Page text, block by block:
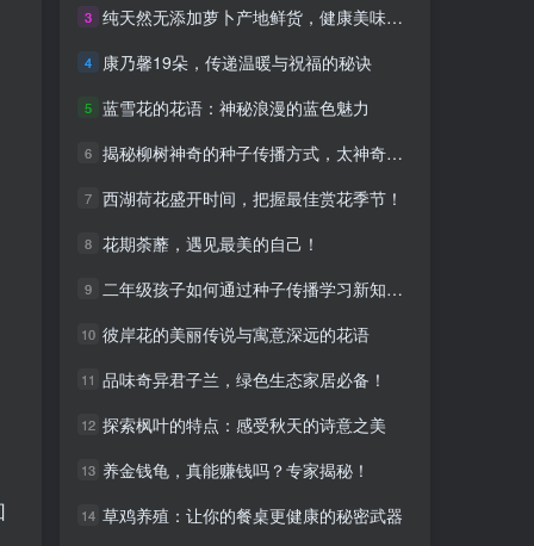
3 纯天然无添加萝卜产地鲜货，健康美味从此开始！
4 康乃馨19朵，传递温暖与祝福的秘诀
5 蓝雪花的花语：神秘浪漫的蓝色魅力
6 揭秘柳树神奇的种子传播方式，太神奇了！
7 西湖荷花盛开时间，把握最佳赏花季节！
8 花期荼蘼，遇见最美的自己！
9 二年级孩子如何通过种子传播学习新知识，值得一看！
10 彼岸花的美丽传说与寓意深远的花语
11 品味奇异君子兰，绿色生态家居必备！
12 探索枫叶的特点：感受秋天的诗意之美
13 养金钱龟，真能赚钱吗？专家揭秘！
14 草鸡养殖：让你的餐桌更健康的秘密武器
3 纯天然无添加萝卜产地鲜货，健康美味从此开始！
4 康乃馨19朵，传递温暖与祝福的秘诀
5 蓝雪花的花语：神秘浪漫的蓝色魅力
6 揭秘柳树神奇的种子传播方式，太神奇了！
7 西湖荷花盛开时间，把握最佳赏花季节！
8 花期荼蘼，遇见最美的自己！
9 二年级孩子如何通过种子传播学习新知识，值得一看！
10 彼岸花的美丽传说与寓意深远的花语
11 品味奇异君子兰，绿色生态家居必备！
12 探索枫叶的特点：感受秋天的诗意之美
13 养金钱龟，真能赚钱吗？专家揭秘！
14 草鸡养殖：让你的餐桌更健康的秘密武器